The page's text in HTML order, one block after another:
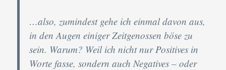
…also, zumindest gehe ich einmal davon aus,
in den Augen einiger Zeitgenossen böse zu
sein. Warum? Weil ich nicht nur Positives in
Worte fasse, sondern auch Negatives – oder